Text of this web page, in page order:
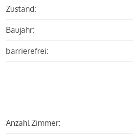
Zustand:
Baujahr:
barrierefrei:
Anzahl Zimmer: